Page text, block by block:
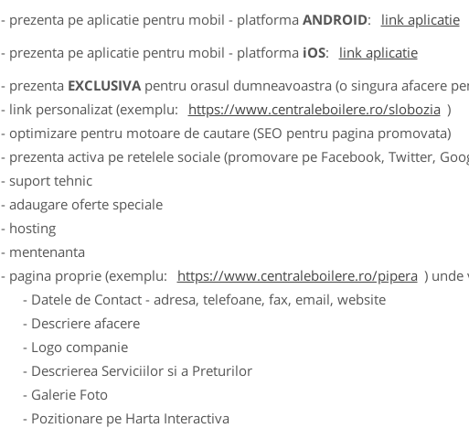
- prezenta pe aplicatie pentru mobil - platforma ANDROID:
link aplicatie
- prezenta pe aplicatie pentru mobil - platforma iOS:
link aplicatie
- prezenta EXCLUSIVApentru orasul dumneavoastra (o singura afacere
- link personalizat (exemplu:
https://www.centraleboilere.ro/slobozia )
- optimizare pentru motoare de cautare (SEO pentru pagina promovata)
- prezenta activa pe retelele sociale (promovare pe Facebook, Twitter,
- suport tehnic
- adaugare oferte speciale
- hosting
- mentenanta
- pagina proprie (exemplu:
https://www.centraleboilere.ro/pipera ) unde
- Datele de Contact - adresa, telefoane, fax, email, website
- Descriere afacere
- Logo companie
- Descrierea Serviciilor si a Preturilor
- Galerie Foto
- Pozitionare pe Harta Interactiva